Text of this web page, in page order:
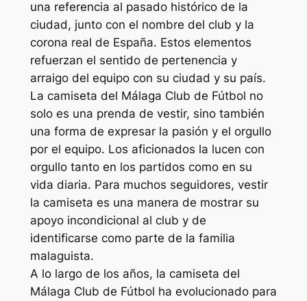
una referencia al pasado histórico de la
ciudad, junto con el nombre del club y la
corona real de España. Estos elementos
refuerzan el sentido de pertenencia y
arraigo del equipo con su ciudad y su país.
La camiseta del Málaga Club de Fútbol no
solo es una prenda de vestir, sino también
una forma de expresar la pasión y el orgullo
por el equipo. Los aficionados la lucen con
orgullo tanto en los partidos como en su
vida diaria. Para muchos seguidores, vestir
la camiseta es una manera de mostrar su
apoyo incondicional al club y de
identificarse como parte de la familia
malaguista.
A lo largo de los años, la camiseta del
Málaga Club de Fútbol ha evolucionado para